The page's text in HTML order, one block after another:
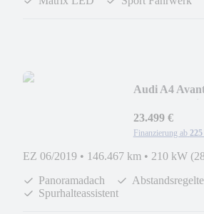
Audi A4
23.499 €
Finanzierung ab
EZ 06/2019 • 146.467 km • 210 kW
Panoramadach
Spurhalteassistent